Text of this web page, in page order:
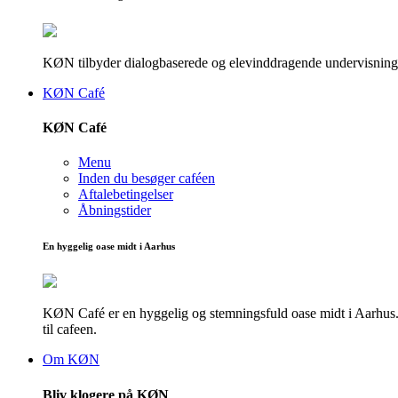
KØN tilbyder dialogbaserede og elevinddragende
KØN Café
KØN Café
Menu
Inden du besøger caféen
Aftalebetingelser
Åbningstider
En hyggelig oase midt i Aarhus
KØN Café er en hyggelig og stemningsfuld oase midt i
til cafeen.
Om KØN
Bliv klogere på KØN